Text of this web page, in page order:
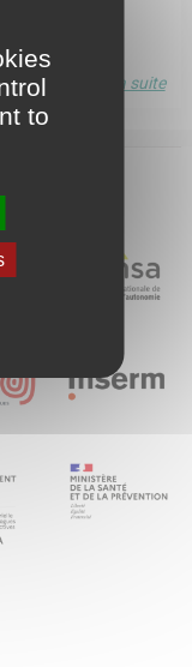
> Lire la suite
to